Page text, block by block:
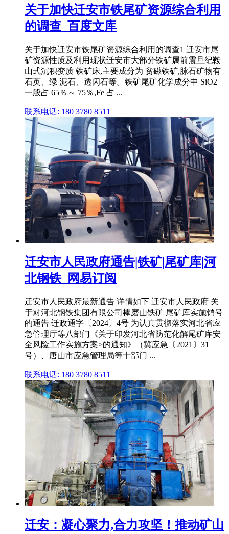
关于加快迁安市铁尾矿资源综合利用
的调查_百度文库
关于加快迁安市铁尾矿资源综合利用的调查1 迁安市尾
矿资源性质及利用现状迁安市大部分铁矿属前震旦纪鞍
山式沉积变质 铁矿床,主要成分为 贫磁铁矿,脉石矿物有
石英、绿 泥石、透闪石等。铁矿尾矿化学成分中 SiO2
一般占 65％～ 75％,Fe 占 ...
联系电话: 180 3780 8511
迁安市人民政府通告|铁矿|尾矿库|河
北钢铁_网易订阅
迁安市人民政府最新通告 详情如下 迁安市人民政府 关
于对河北钢铁集团有限公司棒磨山铁矿 尾矿库实施销号
的通告 迁政通字〔2024〕4号 为认真贯彻落实河北省应
急管理厅等八部门《关于印发河北省防范化解尾矿库安
全风险工作实施方案>的通知》（冀应急〔2021〕31
号）、唐山市应急管理局等十部门 ...
联系电话: 180 3780 8511
迁安：凝心聚力,合力攻坚！推动矿山